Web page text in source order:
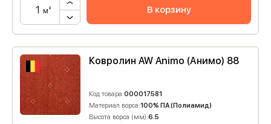
м² В корзину
Ковролин AW Animo (Анимо) 88
Код товара:000017581
Материал ворса:100% ПА (Полиамид)
Высота ворса (мм):6.5